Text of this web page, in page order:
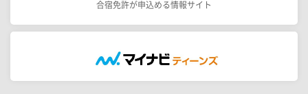
合宿免許が申込める情報サイト